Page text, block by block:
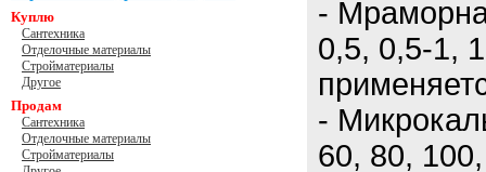
Куплю
Сантехника
Отделочные материалы
Стройматериалы
Другое
Продам
Сантехника
Отделочные материалы
Стройматериалы
-
0,5, 0,5-1,
-
60, 80,